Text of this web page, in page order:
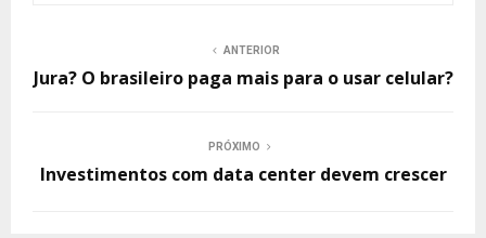
ANTERIOR
Jura? O brasileiro paga mais para o usar celular?
PRÓXIMO
Investimentos com data center devem crescer